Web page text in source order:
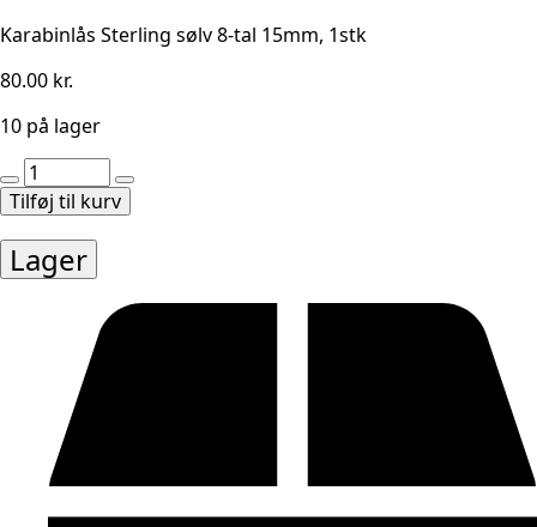
Karabinlås Sterling sølv 8-tal 15mm, 1stk
80.00 kr.
10 på lager
Karabinlås
Sterling
sølv
8-
tal
Tilføj til kurv
Lager